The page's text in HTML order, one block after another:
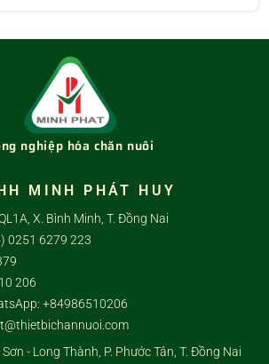
nghiệp hóa chăn nuôi
MINH PHÁT HUY
X. Bình Minh, T. Đồng Nai
0251 6279 223
206
+84986510206
- Long Thành, P. Phước Tân, T. Đồng Nai